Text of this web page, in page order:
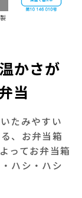
かさが
当
たみやすい
、お弁当箱
ってお弁当箱
ハシ・ハシ